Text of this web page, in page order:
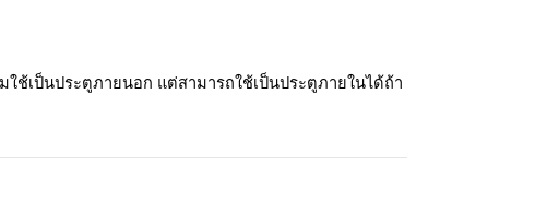
ช้เป็นประตูภายนอก แต่สามารถใช้เป็นประตูภายในได้ถ้า